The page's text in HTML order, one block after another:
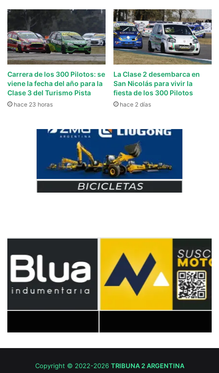
Carrera de los 300 Pilotos: se
viene la fecha del año para la
Clase 3 del Turismo Pista
hace 23 horas
La Clase 2 desembarca en
San Nicolás para vivir la
fiesta de los 300 Pilotos
hace 2 días
Copyright © 2022-2026 TRIBUNA 2 ARGENTINA